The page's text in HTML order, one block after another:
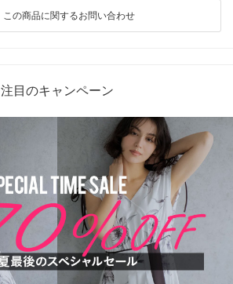
この商品に関するお問い合わせ
注目のキャンペーン